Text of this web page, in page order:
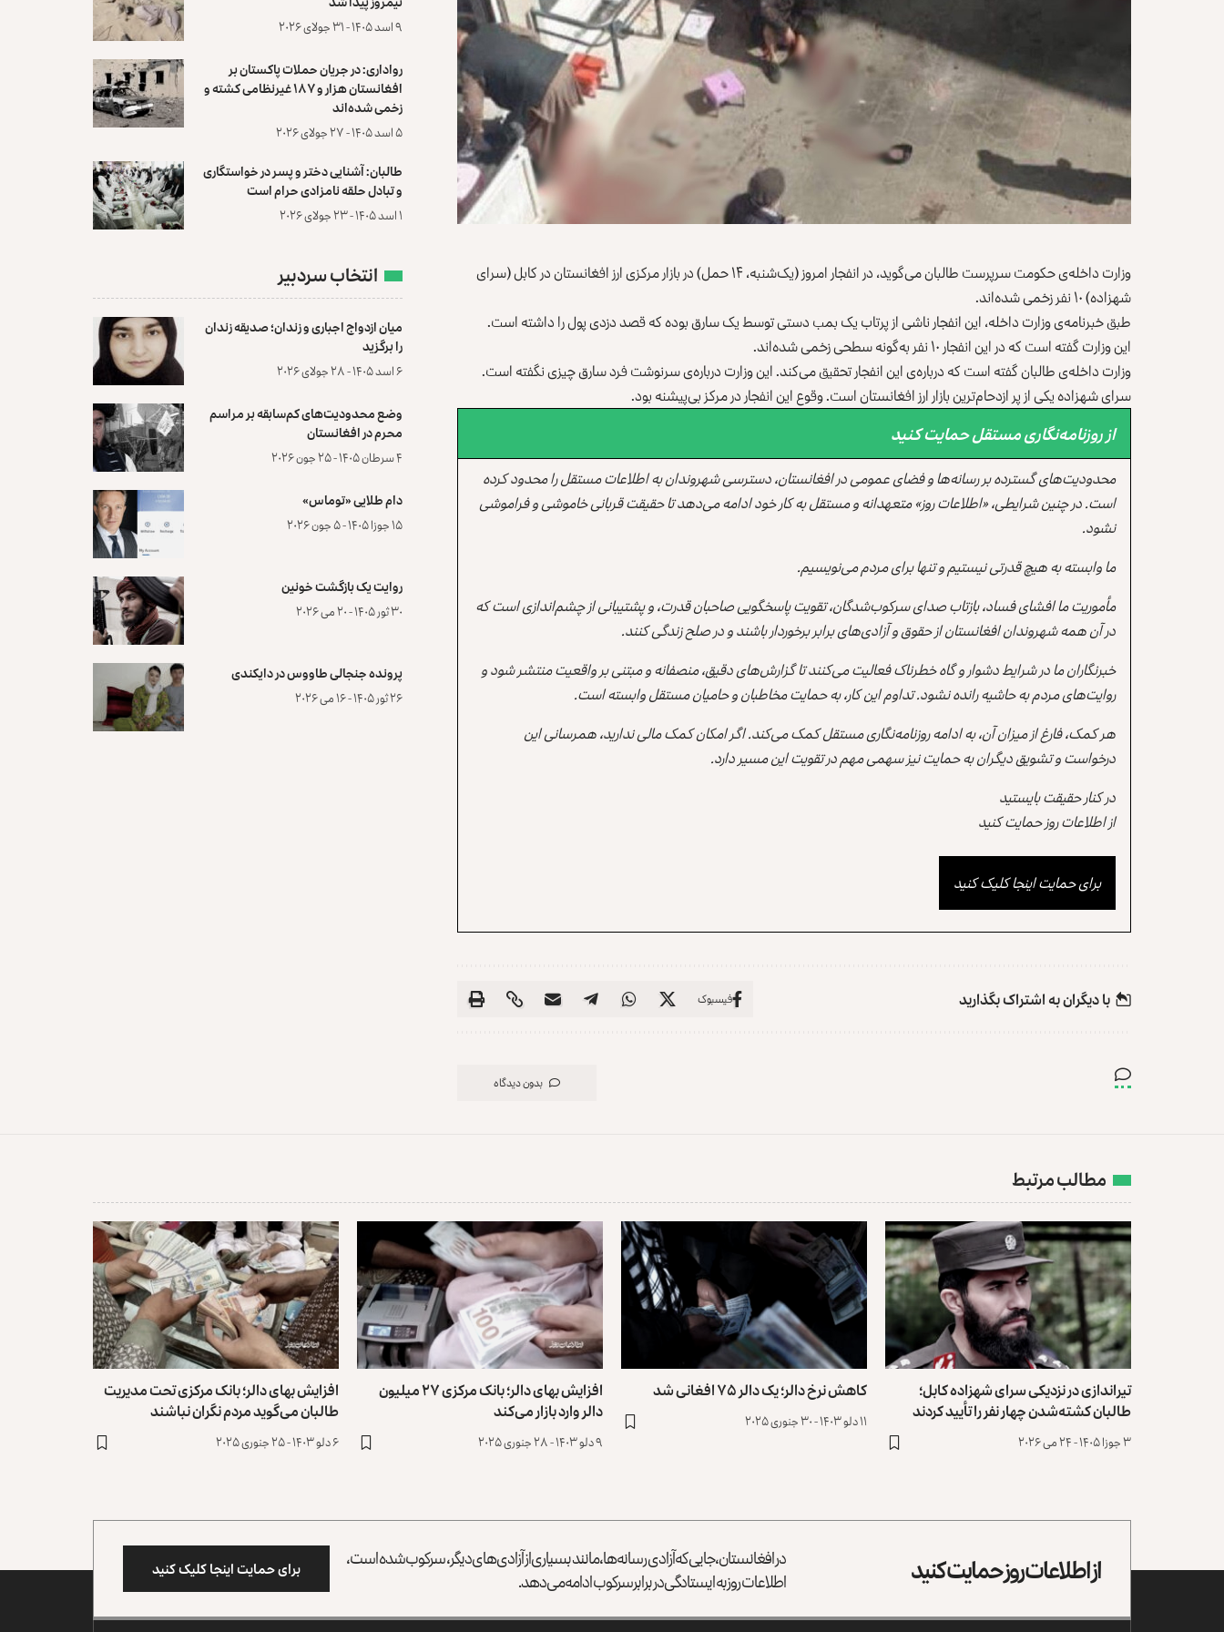
وزارت داخله‌ی حکومت سرپرست طالبان می‌گوید، در انفجار امروز (یک‌شنبه، ۱۴ حمل) در بازار مرکزی ارز افغانستان در کابل (سرای
شهزاده) ۱۰ نفر زخمی شده‌اند.
طبق خبرنامه‌ی وزارت داخله، این انفجار ناشی از پرتاب یک بمب دستی توسط یک سارق بوده که قصد دزدی پول را داشته است.
این وزارت گفته است که در این انفجار ۱۰ نفر به‌گونه سطحی زخمی شده‌اند.
وزارت داخله‌ی طالبان گفته است که درباره‌ی این انفجار تحقیق می‌کند. این وزارت درباره‌ی سرنوشت فرد سارق چیزی نگفته است.
سرای شهزاده یکی از پر ازدحام‌ترین بازار ارز افغانستان است. وقوع این انفجار در مرکز بی‌پیشنه بود.
از روزنامه‌نگاری مستقل حمایت کنید
محدودیت‌های گسترده بر رسانه‌ها و فضای عمومی در افغانستان، دسترسی شهروندان به اطلاعات مستقل را محدود کرده
است. در چنین شرایطی، «اطلاعات روز» متعهدانه و مستقل به کار خود ادامه می‌دهد تا حقیقت قربانی خاموشی و فراموشی
نشود.
ما وابسته به هیچ قدرتی نیستیم و تنها برای مردم می‌نویسیم.
مأموریت ما افشای فساد، بازتاب صدای سرکوب‌شدگان، تقویت پاسخگویی صاحبان قدرت، و پشتیبانی از چشم‌اندازی است که
در آن همه شهروندان افغانستان از حقوق و آزادی‌های برابر برخوردار باشند و در صلح زندگی کنند.
خبرنگاران ما در شرایط دشوار و گاه خطرناک فعالیت می‌کنند تا گزارش‌های دقیق، منصفانه و مبتنی بر واقعیت منتشر شود و
روایت‌های مردم به حاشیه رانده نشود. تداوم این کار، به حمایت مخاطبان و حامیان مستقل وابسته است.
هر کمک، فارغ از میزان آن، به ادامه روزنامه‌نگاری مستقل کمک می‌کند. اگر امکان کمک مالی ندارید، همرسانی این
درخواست و تشویق دیگران به حمایت نیز سهمی مهم در تقویت این مسیر دارد.
در کنار حقیقت بایستید
از اطلاعات روز حمایت کنید
برای حمایت اینجا کلیک کنید
با دیگران به‌‌ اشتراک بگذارید فیسبوک
بدون دیدگاه
۹ اسد ۱۴۰۵ - ۳۱ جولای ۲۰۲۶
رواداری: در جریان حملات پاکستان بر
افغانستان هزار و ۱۸۷ غیرنظامی کشته و
زخمی شده‌اند
۵ اسد ۱۴۰۵ - ۲۷ جولای ۲۰۲۶
طالبان: آشنایی دختر و پسر در خواستگاری
و تبادل حلقه نامزادی حرام است
۱ اسد ۱۴۰۵ - ۲۳ جولای ۲۰۲۶
انتخاب سردبیر
میان ازدواج اجباری و زندان؛ صدیقه زندان
را برگزید
۶ اسد ۱۴۰۵ - ۲۸ جولای ۲۰۲۶
وضع محدودیت‌های کم‌سابقه بر مراسم
محرم در افغانستان
۴ سرطان ۱۴۰۵ - ۲۵ جون ۲۰۲۶
دام طلایی «توماس»
۱۵ جوزا ۱۴۰۵ - ۵ جون ۲۰۲۶
روایت یک بازگشت خونین
۳۰ ثور ۱۴۰۵ - ۲۰ می ۲۰۲۶
پرونده‌ جنجالی طاووس در دایکندی
۲۶ ثور ۱۴۰۵ - ۱۶ می ۲۰۲۶
مطالب مرتبط
تیراندازی در نزدیکی سرای شهزاده کابل؛
طالبان کشته‌شدن چهار نفر را تأیید کردند
۳ جوزا ۱۴۰۵ - ۲۴ می ۲۰۲۶
کاهش نرخ دالر؛ یک دالر ۷۵ افغانی شد
۱۱ دلو ۱۴۰۳ - ۳۰ جنوری ۲۰۲۵
افزایش بهای دالر؛ بانک مرکزی ۲۷ میلیون
دالر وارد بازار می‌کند
۹ دلو ۱۴۰۳ - ۲۸ جنوری ۲۰۲۵
افزایش بهای دالر؛ بانک مرکزی تحت مدیریت
طالبان می‌گوید مردم نگران نباشند
۶ دلو ۱۴۰۳ - ۲۵ جنوری ۲۰۲۵
از اطلاعات روز حمایت کنید در افغانستان، جایی که آزادی رسانه‌ها، مانند بسیاری از آزادی‌های دیگر، سرکوب شده است،
اطلاعات روز به ایستادگی در برابر سرکوب ادامه می‌دهد. برای حمایت اینجا کلیک کنید